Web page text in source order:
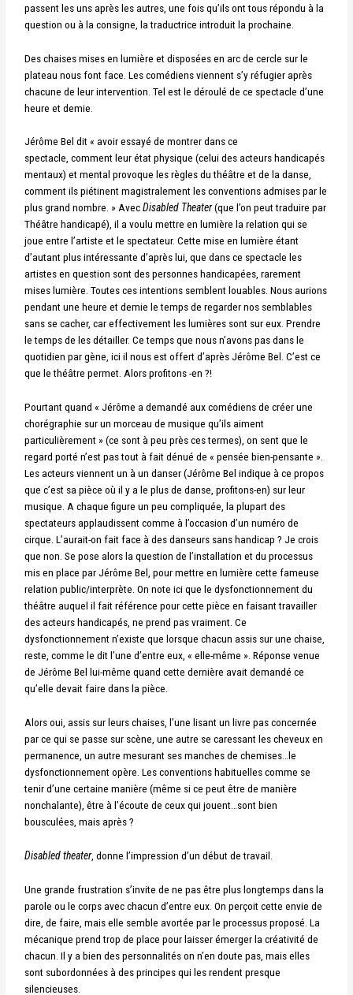
passent les uns après les autres, une fois qu’ils ont tous répondu à la
question ou à la consigne, la traductrice introduit la prochaine.
Des chaises mises en lumière et disposées en arc de cercle sur le
plateau nous font face. Les comédiens viennent s’y réfugier après
chacune de leur intervention. Tel est le déroulé de ce spectacle d’une
heure et demie.
Jérôme Bel dit « avoir essayé de montrer dans ce
spectacle, comment leur état physique (celui des acteurs handicapés
mentaux) et mental provoque les règles du théâtre et de la danse,
comment ils piétinent magistralement les conventions admises par le
plus grand nombre. » AvecDisabled Theater(que l’on peut traduire par
Théâtre handicapé), il a voulu mettre en lumière la relation qui se
joue entre l’artiste et le spectateur. Cette mise en lumière étant
d’autant plus intéressante d’après lui, que dans ce spectacle les
artistes en question sont des personnes handicapées, rarement
mises lumière. Toutes ces intentions semblent louables. Nous aurions
pendant une heure et demie le temps de regarder nos semblables
sans se cacher, car effectivement les lumières sont sur eux. Prendre
le temps de les détailler. Ce temps que nous n’avons pas dans le
quotidien par gène, ici il nous est offert d’après Jérôme Bel. C’est ce
que le théâtre permet. Alors profitons -en ?!
Pourtant quand « Jérôme a demandé aux comédiens de créer une
chorégraphie sur un morceau de musique qu’ils aiment
particulièrement » (ce sont à peu près ces termes), on sent que le
regard porté n’est pas tout à fait dénué de « pensée bien-pensante ».
Les acteurs viennent un à un danser (Jérôme Bel indique à ce propos
que c’est sa pièce où il y a le plus de danse, profitons-en) sur leur
musique. A chaque figure un peu compliquée, la plupart des
spectateurs applaudissent comme à l’occasion d’un numéro de
cirque. L’aurait-on fait face à des danseurs sans handicap ? Je crois
que non. Se pose alors la question de l’installation et du processus
mis en place par Jérôme Bel, pour mettre en lumière cette fameuse
relation public/interprète. On note ici que le dysfonctionnement du
théâtre auquel il fait référence pour cette pièce en faisant travailler
des acteurs handicapés, ne prend pas vraiment. Ce
dysfonctionnement n’existe que lorsque chacun assis sur une chaise,
reste, comme le dit l’une d’entre eux, « elle-même ». Réponse venue
de Jérôme Bel lui-même quand cette dernière avait demandé ce
qu’elle devait faire dans la pièce.
Alors oui, assis sur leurs chaises, l’une lisant un livre pas concernée
par ce qui se passe sur scène, une autre se caressant les cheveux en
permanence, un autre mesurant ses manches de chemises…le
dysfonctionnement opère. Les conventions habituelles comme se
tenir d’une certaine manière (même si ce peut être de manière
nonchalante), être à l’écoute de ceux qui jouent…sont bien
bousculées, mais après ?
Disabled theater, donne l’impression d’un début de travail.
Une grande frustration s’invite de ne pas être plus longtemps dans la
parole ou le corps avec chacun d’entre eux. On perçoit cette envie de
dire, de faire, mais elle semble avortée par le processus proposé. La
mécanique prend trop de place pour laisser émerger la créativité de
chacun. Il y a bien des personnalités on n’en doute pas, mais elles
sont subordonnées à des principes qui les rendent presque
silencieuses.